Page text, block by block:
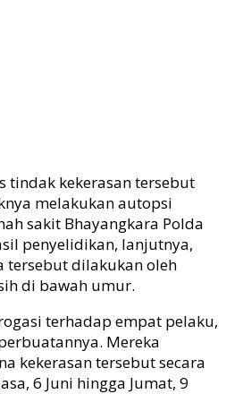
tindak kekerasan tersebut
melakukan autopsi
sakit Bhayangkara Polda
penyelidikan, lanjutnya,
dilakukan oleh
di bawah umur.
terhadap empat pelaku,
Mereka
kekerasan tersebut secara
6 Juni hingga Jumat, 9